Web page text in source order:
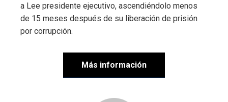
a Lee presidente ejecutivo, ascendiéndolo menos
de 15 meses después de su liberación de prisión
por corrupción.
Más información